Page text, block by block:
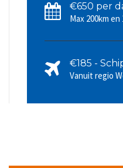
€650 per
Max 200km
€185 -
Vanuit regio